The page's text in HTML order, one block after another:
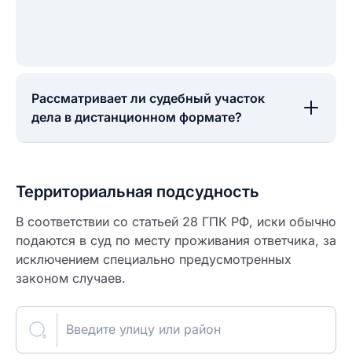
Рассматривает ли судебный участок
дела в дистанционном формате?
Территориальная подсудность
В соответствии со статьей 28 ГПК РФ, иски обычно
подаются в суд по месту проживания ответчика, за
исключением специально предусмотренных
законом случаев.
Введите улицу или район